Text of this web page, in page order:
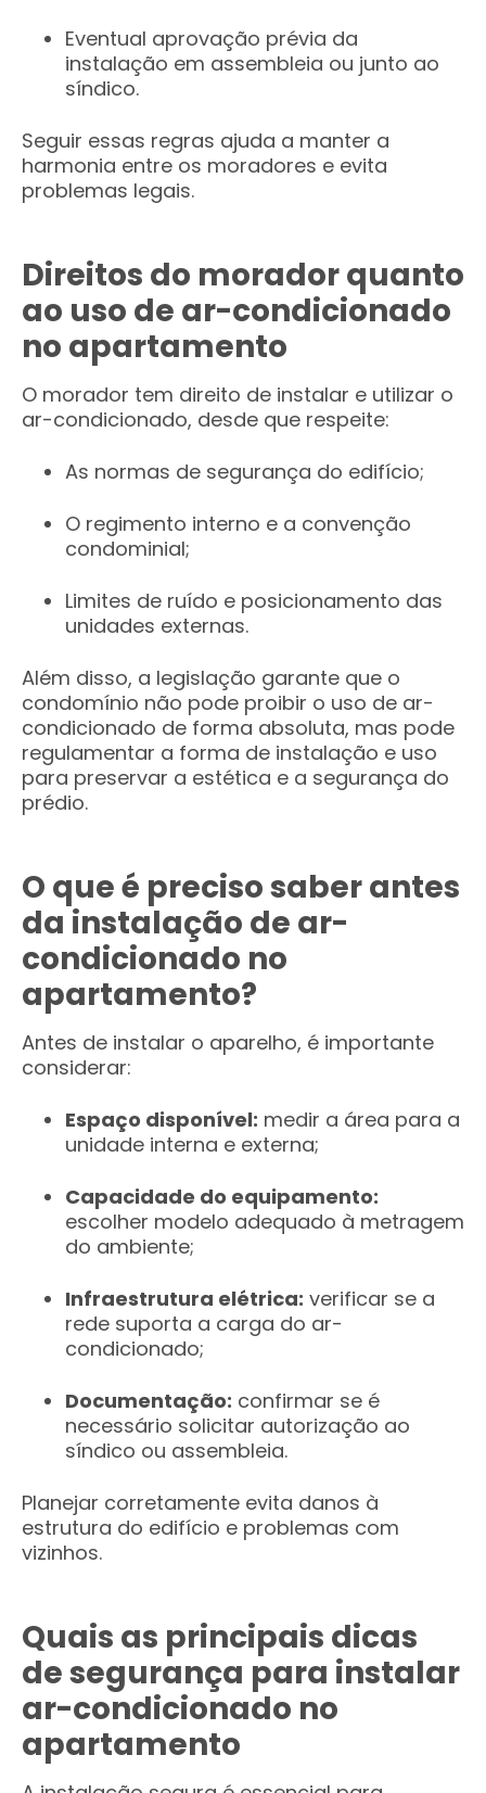
Eventual aprovação prévia da
instalação em assembleia ou junto ao
síndico.
Seguir essas regras ajuda a manter a
harmonia entre os moradores e evita
problemas legais.
Direitos do morador quanto
ao uso de ar-condicionado
no apartamento
O morador tem direito de instalar e utilizar o
ar-condicionado, desde que respeite:
As normas de segurança do edifício;
O regimento interno e a convenção
condominial;
Limites de ruído e posicionamento das
unidades externas.
Além disso, a legislação garante que o
condomínio não pode proibir o uso de ar-
condicionado de forma absoluta, mas pode
regulamentar a forma de instalação e uso
para preservar a estética e a segurança do
prédio.
O que é preciso saber antes
da instalação de ar-
condicionado no
apartamento?
Antes de instalar o aparelho, é importante
considerar:
Espaço disponível: medir a área para a
unidade interna e externa;
Capacidade do equipamento:
escolher modelo adequado à metragem
do ambiente;
Infraestrutura elétrica: verificar se a
rede suporta a carga do ar-
condicionado;
Documentação: confirmar se é
necessário solicitar autorização ao
síndico ou assembleia.
Planejar corretamente evita danos à
estrutura do edifício e problemas com
vizinhos.
Quais as principais dicas
de segurança para instalar
ar-condicionado no
apartamento